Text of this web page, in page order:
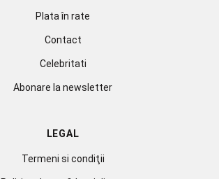
Plata în rate
Contact
Celebritati
Abonare la newsletter
LEGAL
Termeni si condiţii